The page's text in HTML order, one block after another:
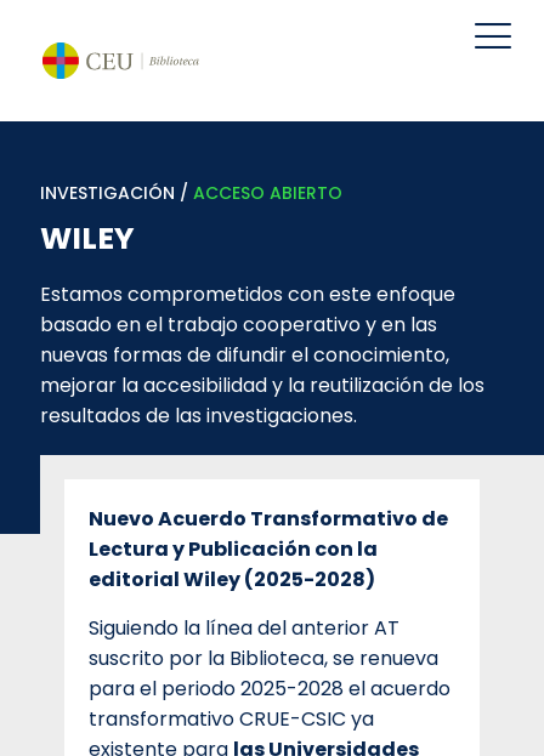
INVESTIGACIÓN / ACCESO ABIERTO
WILEY
Estamos comprometidos con este enfoque
basado en el trabajo cooperativo y en las
nuevas formas de difundir el conocimiento,
mejorar la accesibilidad y la reutilización de los
resultados de las investigaciones.
Nuevo Acuerdo Transformativo de
Lectura y Publicación con la
editorial Wiley (2025-2028)
Siguiendo la línea del anterior AT
suscrito por la Biblioteca, se renueva
para el periodo 2025-2028 el acuerdo
transformativo CRUE-CSIC ya
existente para las Universidades